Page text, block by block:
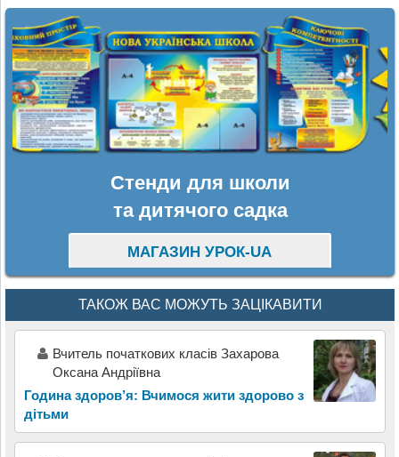
Стенди для школи
та дитячого садка
МАГАЗИН УРОК-UA
ТАКОЖ ВАС МОЖУТЬ ЗАЦІКАВИТИ
Вчитель початкових класів Захарова
Оксана Андріївна
Година здоров’я: Вчимося жити здорово з
дітьми